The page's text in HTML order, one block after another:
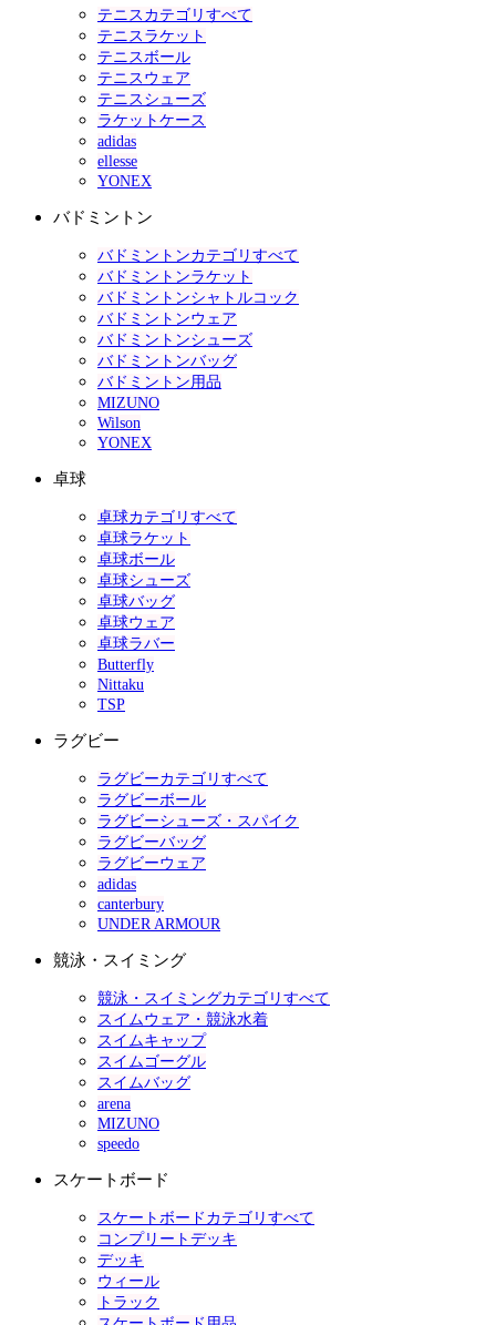
テニスカテゴリすべて
テニスラケット
テニスボール
テニスウェア
テニスシューズ
ラケットケース
adidas
ellesse
YONEX
バドミントン
バドミントンカテゴリすべて
バドミントンラケット
バドミントンシャトルコック
バドミントンウェア
バドミントンシューズ
バドミントンバッグ
バドミントン用品
MIZUNO
Wilson
YONEX
卓球
卓球カテゴリすべて
卓球ラケット
卓球ボール
卓球シューズ
卓球バッグ
卓球ウェア
卓球ラバー
Butterfly
Nittaku
TSP
ラグビー
ラグビーカテゴリすべて
ラグビーボール
ラグビーシューズ・スパイク
ラグビーバッグ
ラグビーウェア
adidas
canterbury
UNDER ARMOUR
競泳・スイミング
競泳・スイミングカテゴリすべて
スイムウェア・競泳水着
スイムキャップ
スイムゴーグル
スイムバッグ
arena
MIZUNO
speedo
スケートボード
スケートボードカテゴリすべて
コンプリートデッキ
デッキ
ウィール
トラック